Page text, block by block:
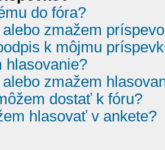
do fóra?
zmažem
k môjmu
hlasovanie?
zmažem
dostať k fóru?
hlasovať v ankete?